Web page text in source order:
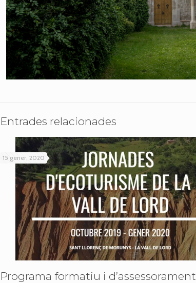
Entrades relacionades
15 gener, 2020
Programa formatiu i d’assessorament